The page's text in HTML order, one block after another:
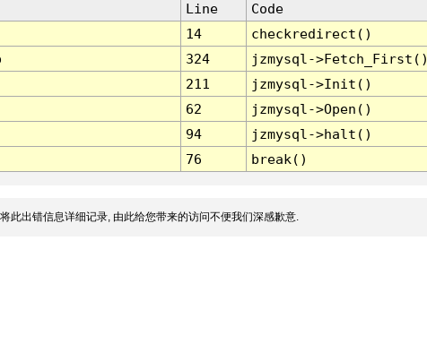
Line
Code
14
checkredirect()
324
jzmysql-
211
jzmysql->Init()
62
jzmysql->Open()
94
jzmysql->halt()
76 break()
此出错信息详细记录, 由此给您带来的访问不便我们深感歉意.